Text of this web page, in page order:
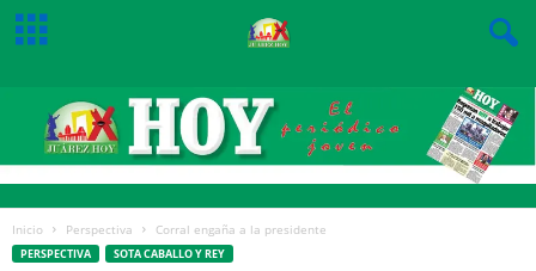
Inicio Perspectiva Corral engaña a la presidente
PERSPECTIVA SOTA CABALLO Y REY